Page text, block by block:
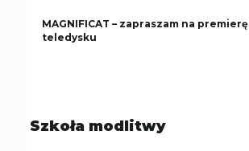
MAGNIFICAT – zapraszam na premierę
teledysku
Szkoła modlitwy